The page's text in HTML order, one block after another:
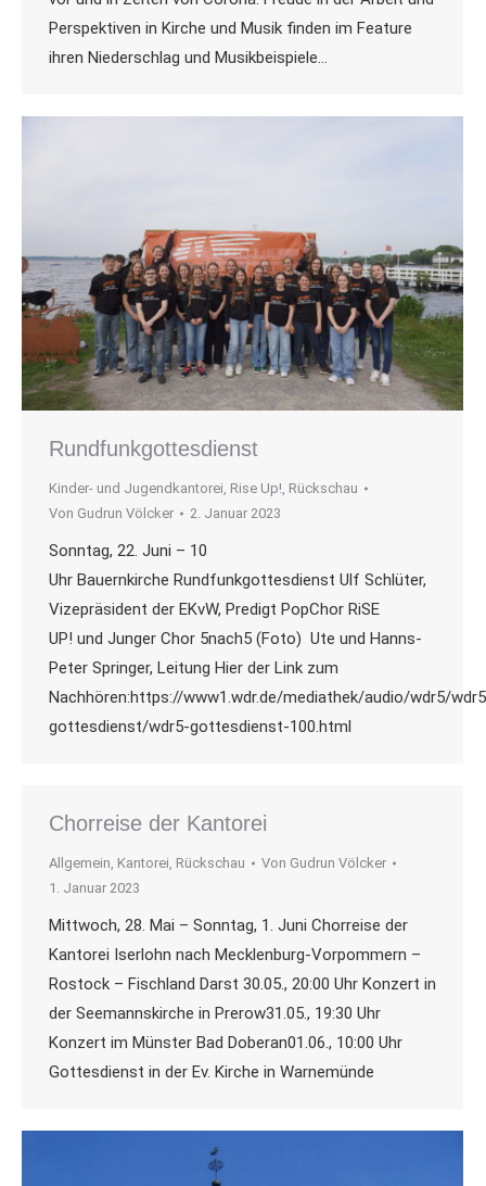
Perspektiven in Kirche und Musik finden im Feature
ihren Niederschlag und Musikbeispiele…
Rundfunkgottesdienst
Kinder- und Jugendkantorei, Rise Up!, Rückschau
Von Gudrun Völcker 2. Januar 2023
Sonntag, 22. Juni – 10
Uhr Bauernkirche Rundfunkgottesdienst Ulf Schlüter,
Vizepräsident der EKvW, Predigt PopChor RiSE
UP! und Junger Chor 5nach5 (Foto) Ute und Hanns-
Peter Springer, Leitung Hier der Link zum
Nachhören:https://www1.wdr.de/mediathek/audio/wdr5/
gottesdienst/wdr5-gottesdienst-100.html
Chorreise der Kantorei
Allgemein, Kantorei, Rückschau Von Gudrun Völcker
1. Januar 2023
Mittwoch, 28. Mai – Sonntag, 1. Juni Chorreise der
Kantorei Iserlohn nach Mecklenburg-Vorpommern –
Rostock – Fischland Darst 30.05., 20:00 Uhr Konzert in
der Seemannskirche in Prerow31.05., 19:30 Uhr
Konzert im Münster Bad Doberan01.06., 10:00 Uhr
Gottesdienst in der Ev. Kirche in Warnemünde